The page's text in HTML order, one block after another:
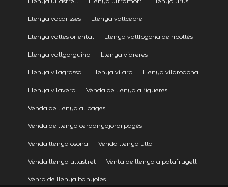
Llenya vacarisses Llenya vallcebre
Llenya valles oriental Llenya vallfogona de ripollès
Llenya vallgorguina Llenya vidreres
Llenya vilagrassa Llenya vilaro Llenya vilarodona
Llenya vilaverd Venda de llenya a figueres
Venda de llenya al bages
Venda de llenya cerdanyajordi pagès
Venda llenya osona Venda llenya ulla
Venda llenya ullastret Venta de llenya a palafrugell
Venta de llenya banyoles